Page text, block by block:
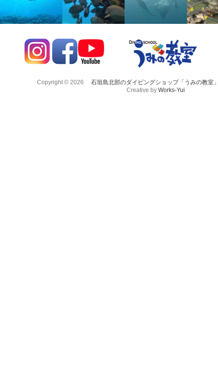
Copyright © 2026
石垣島北部のダイビングショップ「うみの教室
Creative by Works-Yui